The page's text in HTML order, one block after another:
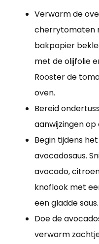
Verwarm de
cherrytomaten
bakpapier
met de olijfolie
Rooster de
oven.
Bereid
aanwijzingen
Begin tijdens
avocadosaus.
avocado,
knoflook met
een gladde saus.
Doe de
verwarm